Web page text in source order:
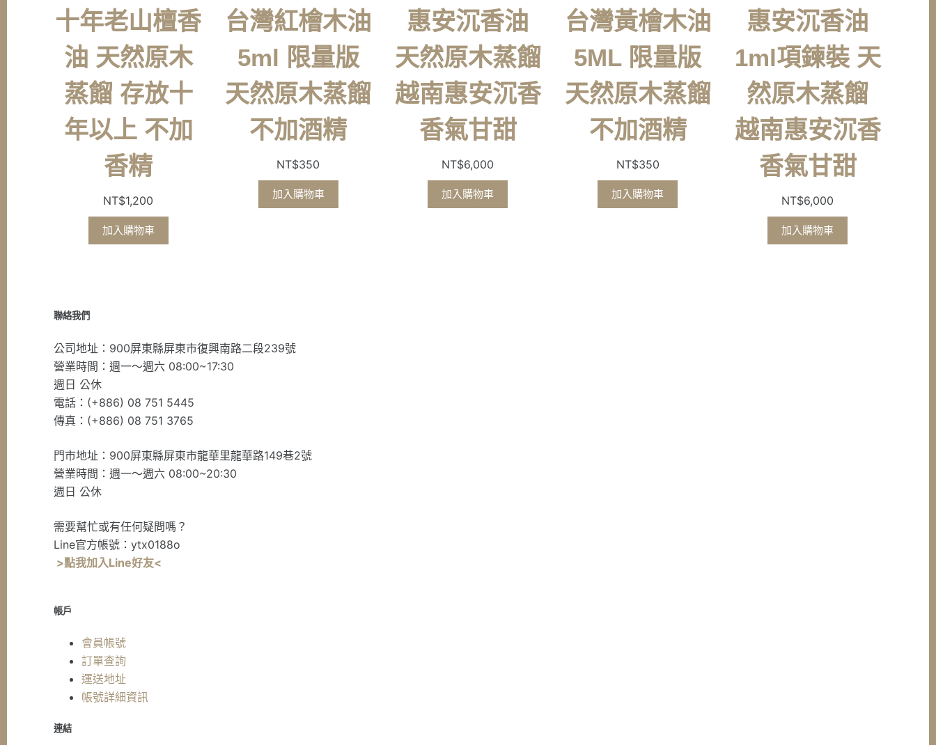
十年老山檀香
油 天然原木
蒸餾 存放十
年以上 不加
香精
NT$1,200
加入購物車
台灣紅檜木油
5ml 限量版
天然原木蒸餾
不加酒精
NT$350
加入購物車
惠安沉香油
天然原木蒸餾
越南惠安沉香
香氣甘甜
NT$6,000
加入購物車
台灣黃檜木油
5ML 限量版
天然原木蒸餾
不加酒精
NT$350
加入購物車
惠安沉香油
1ml項鍊裝 天
然原木蒸餾
越南惠安沉香
香氣甘甜
NT$6,000
加入購物車
聯絡我們
公司地址：900屏東縣屏東市復興南路二段239號
營業時間：週一～週六 08:00~17:30
週日 公休
電話：(+886) 08 751 5445
傳真：(+886) 08 751 3765
門市地址：900屏東縣屏東市龍華里龍華路149巷2號
營業時間：週一～週六 08:00~20:30
週日 公休
需要幫忙或有任何疑問嗎？
Line官方帳號：ytx0188o
>點我加入Line好友<
帳戶
會員帳號
訂單查詢
運送地址
帳號詳細資訊
連結